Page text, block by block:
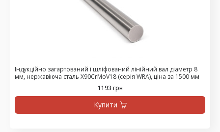
Індукційно загартований і шліфований лінійний вал діаметр 8
мм, нержавіюча сталь X90CrMoV18 (серія WRA), ціна за 1500 мм
1193 грн
Купити